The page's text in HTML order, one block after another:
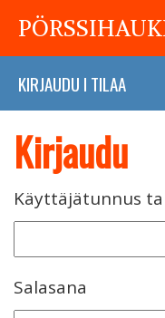
KIRJAUDU I TILAA
Kirjaudu
Käyttäjätunnus
Salasana